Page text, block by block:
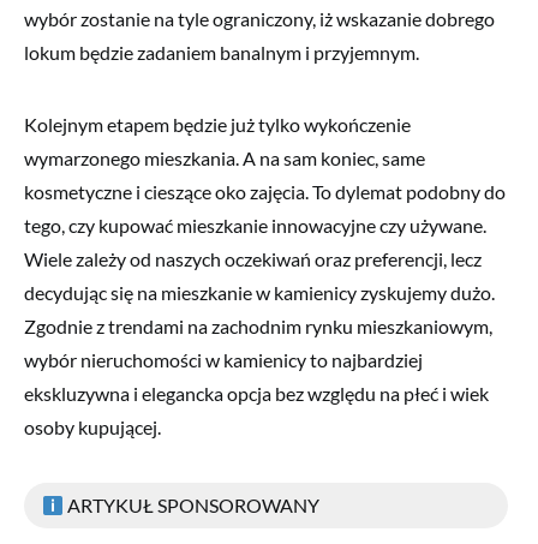
wybór zostanie na tyle ograniczony, iż wskazanie dobrego
lokum będzie zadaniem banalnym i przyjemnym.
Kolejnym etapem będzie już tylko wykończenie
wymarzonego mieszkania. A na sam koniec, same
kosmetyczne i cieszące oko zajęcia. To dylemat podobny do
tego, czy kupować mieszkanie innowacyjne czy używane.
Wiele zależy od naszych oczekiwań oraz preferencji, lecz
decydując się na mieszkanie w kamienicy zyskujemy dużo.
Zgodnie z trendami na zachodnim rynku mieszkaniowym,
wybór nieruchomości w kamienicy to najbardziej
ekskluzywna i elegancka opcja bez względu na płeć i wiek
osoby kupującej.
ARTYKUŁ SPONSOROWANY